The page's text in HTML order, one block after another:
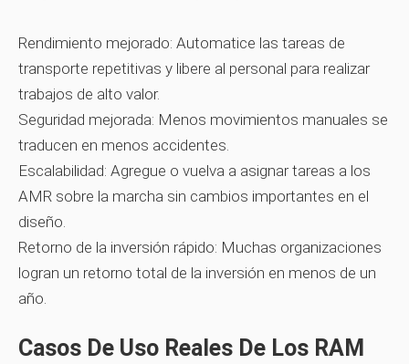
Rendimiento mejorado: Automatice las tareas de
transporte repetitivas y libere al personal para realizar
trabajos de alto valor.
Seguridad mejorada: Menos movimientos manuales se
traducen en menos accidentes.
Escalabilidad: Agregue o vuelva a asignar tareas a los
AMR sobre la marcha sin cambios importantes en el
diseño.
Retorno de la inversión rápido: Muchas organizaciones
logran un retorno total de la inversión en menos de un
año.
Casos De Uso Reales De Los RAM